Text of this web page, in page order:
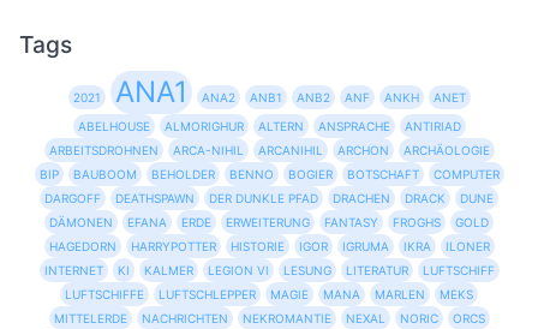
Tags
2021 ANA1 ANA2 ANB1 ANB2 ANF ANKH
ANET
ABELHOUSE
ALMORIGHUR ALTERN ANSPRACHE
ANTIRIAD
ARBEITSDROHNEN
ARCA-NIHIL ARCANIHIL ARCHON
ARCHÄOLOGIE
BIP
BAUBOOM BEHOLDER BENNO BOGIER BOTSCHAFT
COMPUTER
DARGOFF
DEATHSPAWN DER DUNKLE PFAD DRACHEN DRACK
DUNE
DÄMONEN
EFANA ERDE ERWEITERUNG FANTASY FROGHS
GOLD
HAGEDORN
HARRYPOTTER HISTORIE IGOR IGRUMA IKRA
ILONER
INTERNET
KI KALMER LEGION VI LESUNG LITERATUR
LUFTSCHIFF
LUFTSCHIFFE
LUFTSCHLEPPER MAGIE MANA MARLEN
MEKS
MITTELERDE
NACHRICHTEN NEKROMANTIE NEXAL NORIC
ORCS